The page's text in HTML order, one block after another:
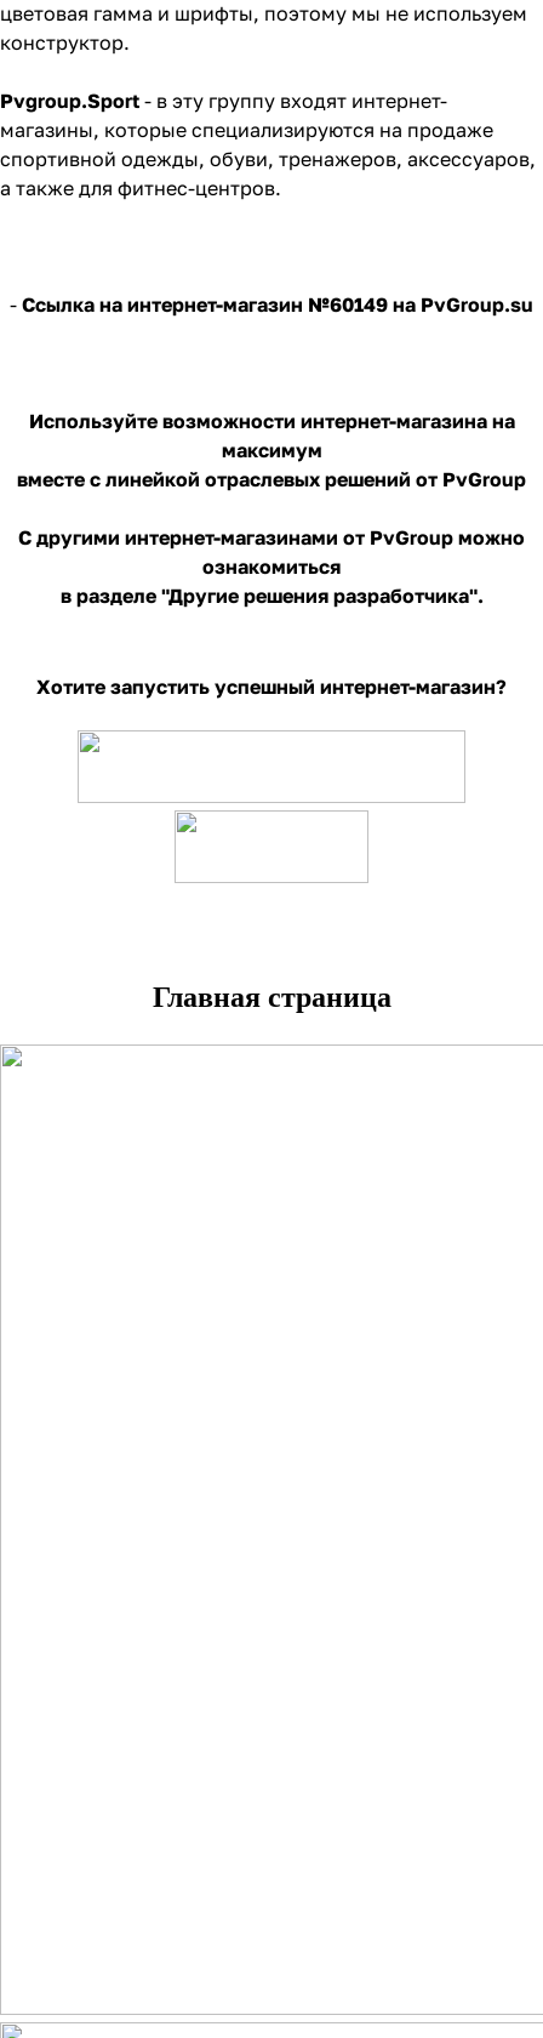
цветовая гамма и шрифты, поэтому мы не используем
конструктор.
Pvgroup.Sport - в эту группу входят интернет-
магазины, которые специализируются на продаже
спортивной одежды, обуви, тренажеров, аксессуаров,
а также для фитнес-центров.
- Ссылка на интернет-магазин №60149 на PvGroup.su
Используйте возможности интернет-магазина на
максимум
вместе с линейкой отраслевых решений от PvGroup
С другими интернет-магазинами от PvGroup можно
ознакомиться
в разделе "Другие решения разработчика".
Хотите запустить успешный интернет-магазин?
Главная страница